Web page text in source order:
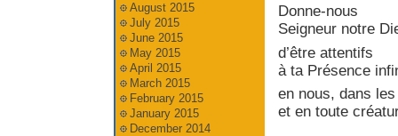
Donne-nous
Seigneur notre
d’être attentifs
à ta Présence
en nous, dans
et en toute
August 2015
July 2015
June 2015
May 2015
April 2015
March 2015
February 2015
January 2015
December 2014